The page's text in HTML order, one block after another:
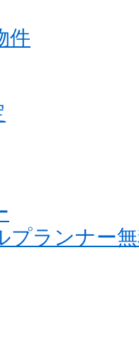
件
プランナー